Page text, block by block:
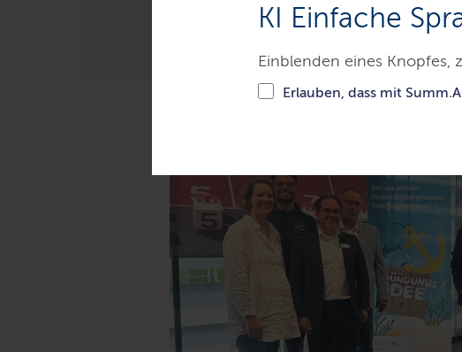
KI Einfache
Einblenden eines Knopfes,
Erlauben, dass mit